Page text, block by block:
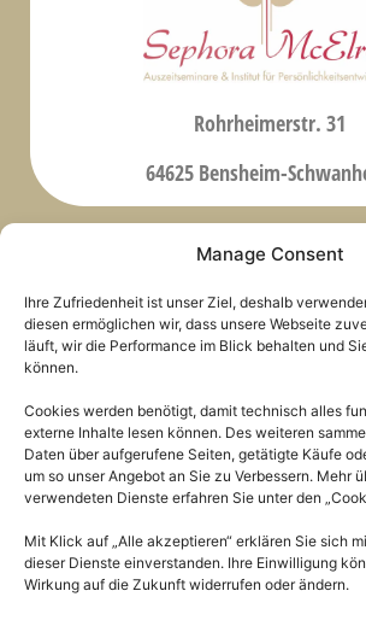
Manage Consent
Ihre Zufriedenheit ist unser Ziel, deshalb
diesen ermöglichen wir, dass unsere Webseite
läuft, wir die Performance im Blick behalten und
können.
Cookies werden benötigt, damit technisch alles
externe Inhalte lesen können. Des weiteren
Daten über aufgerufene Seiten, getätigte Käufe
um so unser Angebot an Sie zu Verbessern. Mehr
verwendeten Dienste erfahren Sie unter den
Mit Klick auf „Alle akzeptieren“ erklären Sie sich
dieser Dienste einverstanden. Ihre Einwilligung
Wirkung auf die Zukunft widerrufen oder ändern.
Rohrheimerstr. 31
64625 Bensheim-
Beratung & Trainings
Seminare
Vita Sephora
Rechtliches
Impressum
Widerrufsbelehrung